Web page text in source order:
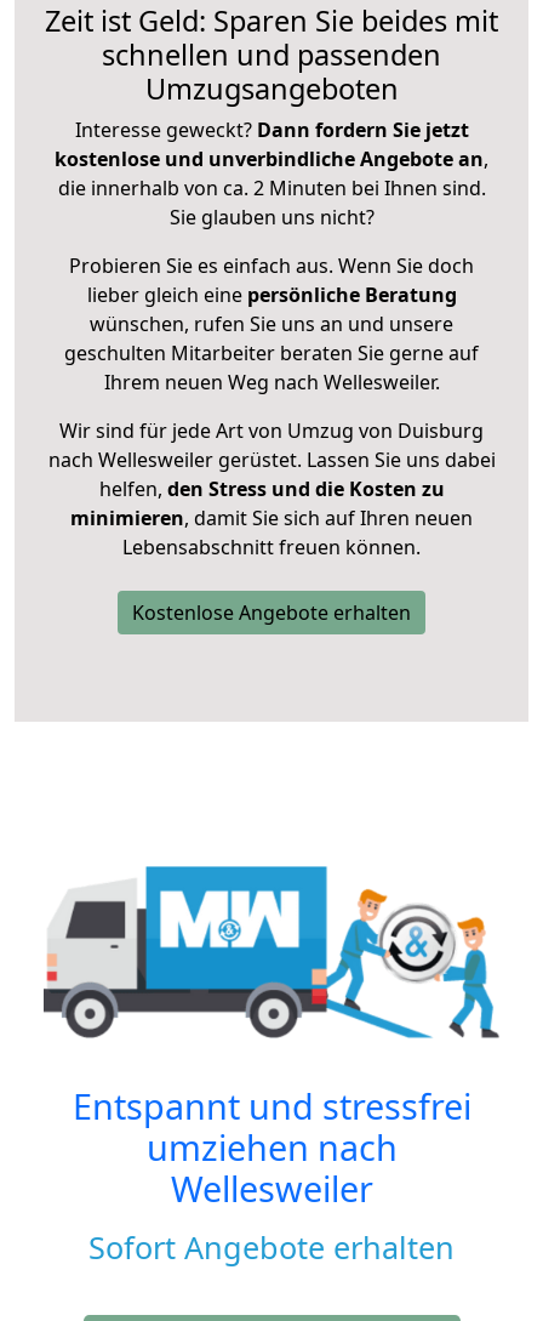
Zeit ist Geld: Sparen Sie beides mit
schnellen und passenden
Umzugsangeboten
Interesse geweckt? Dann fordern Sie jetzt
kostenlose und unverbindliche Angebote an,
die innerhalb von ca. 2 Minuten bei Ihnen sind.
Sie glauben uns nicht?
Probieren Sie es einfach aus. Wenn Sie doch
lieber gleich eine persönliche Beratung
wünschen, rufen Sie uns an und unsere
geschulten Mitarbeiter beraten Sie gerne auf
Ihrem neuen Weg nach Wellesweiler.
Wir sind für jede Art von Umzug von Duisburg
nach Wellesweiler gerüstet. Lassen Sie uns dabei
helfen, den Stress und die Kosten zu
minimieren, damit Sie sich auf Ihren neuen
Lebensabschnitt freuen können.
Kostenlose Angebote erhalten
Entspannt und stressfrei
umziehen nach
Wellesweiler
Sofort Angebote erhalten